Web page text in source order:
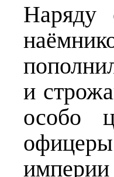
Наряду
и
особо